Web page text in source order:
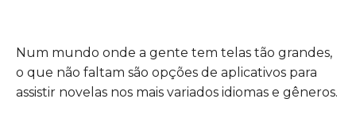
Num mundo onde a gente tem telas tão grandes,
o que não faltam são opções de aplicativos para
assistir novelas nos mais variados idiomas e gêneros.